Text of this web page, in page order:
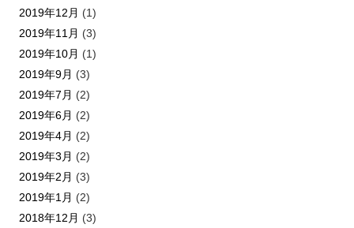
2019年12月 (1)
2019年11月 (3)
2019年10月 (1)
2019年9月 (3)
2019年7月 (2)
2019年6月 (2)
2019年4月 (2)
2019年3月 (2)
2019年2月 (3)
2019年1月 (2)
2018年12月 (3)